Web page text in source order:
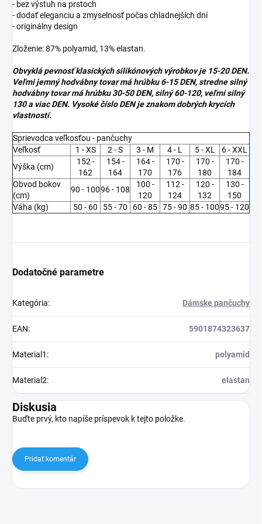
- bez výstuh na prstoch
- dodať eleganciu a zmyselnosť počas chladnejších dní
- originálny design
Zloženie: 87% polyamid, 13% elastan.
Obvyklá pevnosť klasických silikónových výrobkov je 15-20 DEN.
Veľmi jemný hodvábny tovar má hrúbku 6-15 DEN, stredne silný
hodvábny tovar má hrúbku 30-50 DEN, silný 60-120, veľmi silný
130 a viac DEN. Vysoké číslo DEN je znakom dobrých krycích
vlastností.
Sprievodca veľkosťou - pančuchy
Veľkosť
1 - XS 2 - S 3 - M 4 - L 5 - XL
6 - XXL
Výška (cm)
152 -
162
154 -
164
164 -
170
170 -
176
170 -
180
170 -
184
Obvod bokov
(cm)
90 - 10096 - 108
100 -
120
112 -
124
120 -
132
130 -
150
Váha (kg)
50 - 60 55 - 70 60 - 85 75 - 90 85 - 10095 - 120
Dodatočné parametre
Kategória: Dámske pančuchy
EAN: 5901874323637
Material1 : polyamid
Material2: elastan
Diskusia
Buďte prvý, kto napíše príspevok k tejto položke.
Pridať komentár